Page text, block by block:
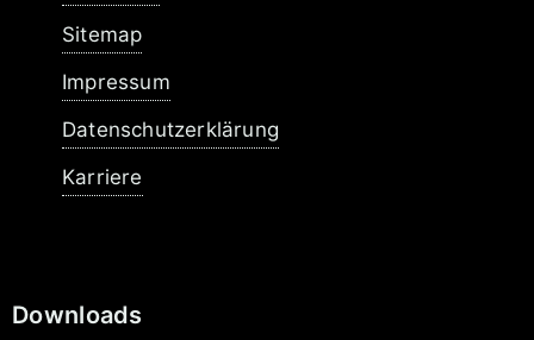
überspringen
Sitemap
Impressum
Datenschutzerklärung
Karriere
Downloads